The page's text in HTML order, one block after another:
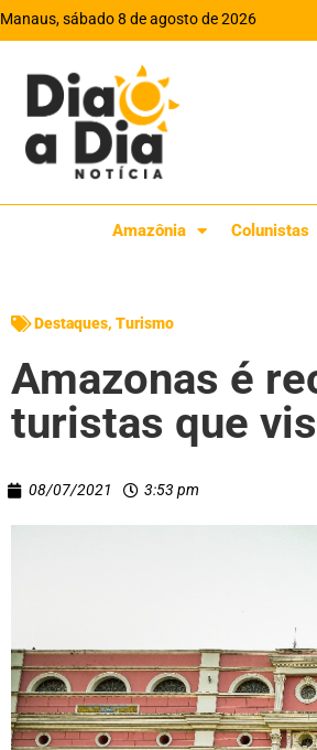
Manaus, sábado 8 de agosto de 2026
Amazônia Colunistas
Destaques, Turismo
Amazonas é
turistas que
08/07/2021 3:53 pm